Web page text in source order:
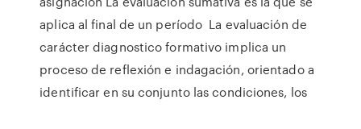
aplica al final de un período La evaluación de
carácter diagnostico formativo implica un
proceso de reflexión e indagación, orientado a
identificar en su conjunto las condiciones, los